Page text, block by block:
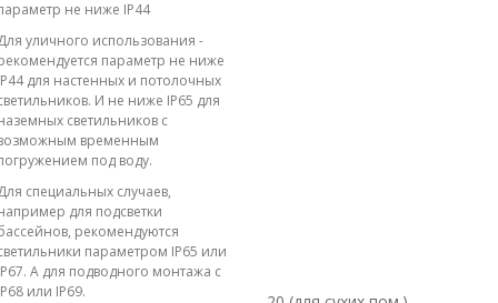
не ниже IP44
уличного использования -
параметр не ниже
для настенных и потолочных
И не ниже IP65 для
светильников с
временным
под воду.
специальных случаев,
для подсветки
рекомендуются
параметром IP65 или
А для подводного монтажа с
или IP69.